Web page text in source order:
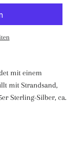
mit einem
mit Strandsand,
Sterling-Silber, ca.